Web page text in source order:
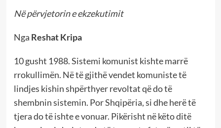
Në përvjetorin e ekzekutimit
Nga Reshat Kripa
10 gusht 1988. Sistemi komunist kishte marrë
rrokullimën. Në të gjithë vendet komuniste të
lindjes kishin shpërthyer revoltat që do të
shembnin sistemin. Por Shqipëria, si dhe herë të
tjera do të ishte e vonuar. Pikërisht në këto ditë